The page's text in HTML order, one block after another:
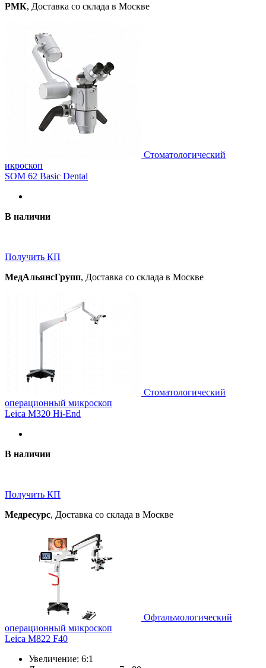
РМК, Доставка со склада в Москве
Стоматологический
икроскоп
SOM 62 Basiс Dental
В наличии
Получить КП
МедАльянсГрупп, Доставка со склада в Москве
Стоматологический
операционный микроскоп
Leica M320 Hi-End
В наличии
Получить КП
Медресурс, Доставка со склада в Москве
Офтальмологический
операционный микроскоп
Leica M822 F40
Увеличение: 6:1